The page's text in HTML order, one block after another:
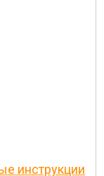
инструкции